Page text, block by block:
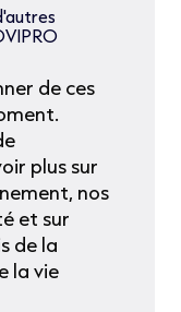
de ces
plus sur
nos
et sur
de la
la vie